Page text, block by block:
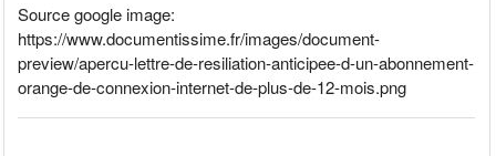
Source google image:
https://www.documentissime.fr/images/document-
preview/apercu-lettre-de-resiliation-anticipee-d-un-abonnement-
orange-de-connexion-internet-de-plus-de-12-mois.png